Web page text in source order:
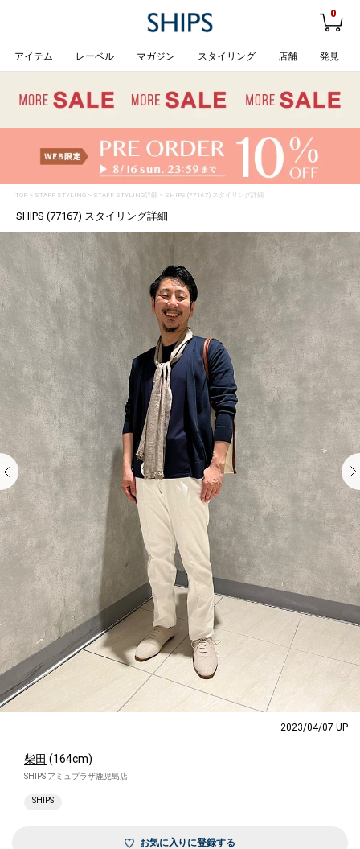
0
アイテム レーベル マガジン スタイリング 店舗 発見
TOP> STAFF STYLING> STAFF STYLING詳細 > SHIPS (77167) スタイリング詳細
SHIPS (77167) スタイリング詳細
2023/04/07 UP
柴田 (164cm)
SHIPS アミュプラザ鹿児島店
SHIPS
お気に入りに登録する